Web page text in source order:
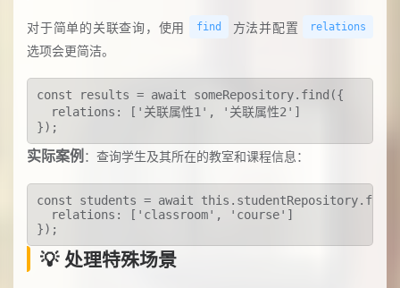
对于简单的关联查询，使用 find 方法并配置 relations
选项会更简洁。
const results = await someRepository.find({
  relations: ['关联属性1', '关联属性2']
});
实际案例：查询学生及其所在的教室和课程信息：
const students = await
  relations: ['classroom', 'course']
});
💡 处理特殊场景